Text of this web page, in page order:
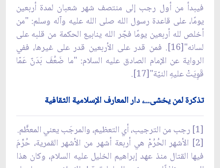
فيبدأ من أول رجب إلى منتصف شهر شعبان لمدة أربعين
يومًا، على قاعدة رسول الله صلى الله عليه وآله وسلم: "من
أخلص لله أربعين يومًا فجّر الله ينابيع الحكمة من قلبه على
لسانه"[16]. فمن قدر على الأربعين قدر على غيرها، ففي
الرواية عن الإمام الصادق عليه السلام: "ما ضَعُفَ بَدَنٌ عَمّا
قَوِيَتْ عليهِ النيّة"[17].
تذكرة لمن يخشى...، دار المعارف الإسلامية الثقافية
[1] رجب من الترجيب، أي التعظيم، والمرجَب يعني المعظَّم.
[2] الأشهر الحُرُمْ هي أربعة أشهر من الأشهر القمرية، حُرِّمَ
فيها القتال منذ عهد إبراهيم الخليل عليه السلام، وكان هذا